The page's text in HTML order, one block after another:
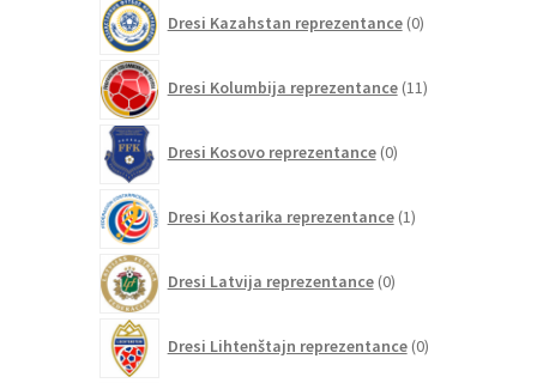
Dresi Kazahstan reprezentance 0izdelkov
Dresi Kolumbija reprezentance 11izdelkov
Dresi Kosovo reprezentance 0izdelkov
Dresi Kostarika reprezentance 1izdelek
Dresi Latvija reprezentance 0izdelkov
Dresi Lihtenštajn reprezentance 0izdelkov